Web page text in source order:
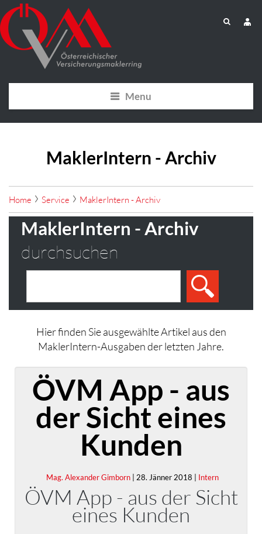
Menu
MaklerIntern - Archiv
Home Service MaklerIntern - Archiv
MaklerIntern - Archiv
durchsuchen
Hier finden Sie ausgewählte Artikel aus den
MaklerIntern-Ausgaben der letzten Jahre.
ÖVM App - aus
der Sicht eines
Kunden
Mag. Alexander Gimborn | 28. Jänner 2018 | Intern
ÖVM App - aus der Sicht
eines Kunden